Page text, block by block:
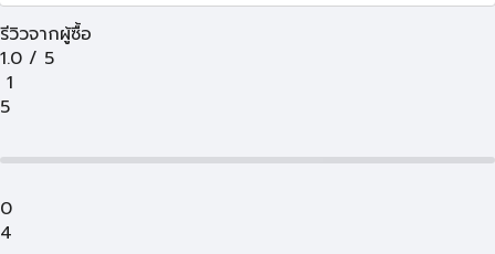
รีวิวจากผู้ซื้อ
1.0 / 5
1
5
0
4